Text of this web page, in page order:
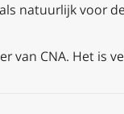
natuurlijk voor
van CNA. Het is